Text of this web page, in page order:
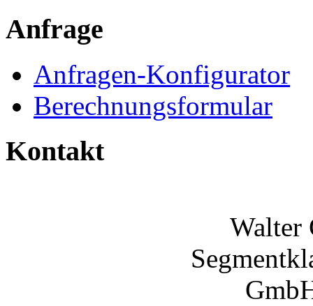
Anfrage
Anfragen-Konfigurator
Berechnungsformular
Kontakt
Walter